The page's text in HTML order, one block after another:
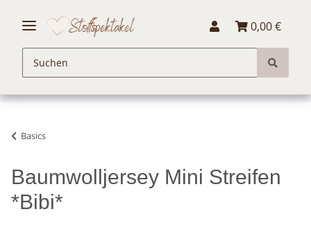
0,00 €
Basics
Baumwolljersey Mini Streifen
*Bibi*